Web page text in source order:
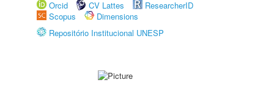
Orcid
CV Lattes
ResearcherID
Scopus
Dimensions
Repositório Institucional UNESP